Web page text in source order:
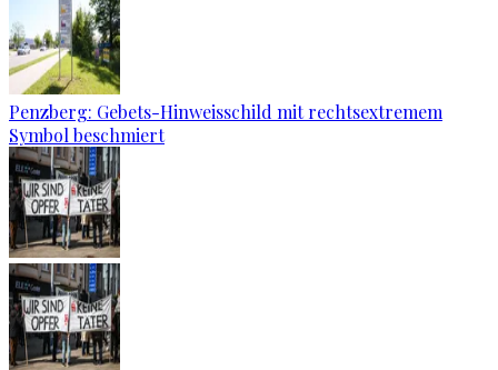
Penzberg: Gebets-Hinweisschild mit rechtsextremem
Symbol beschmiert